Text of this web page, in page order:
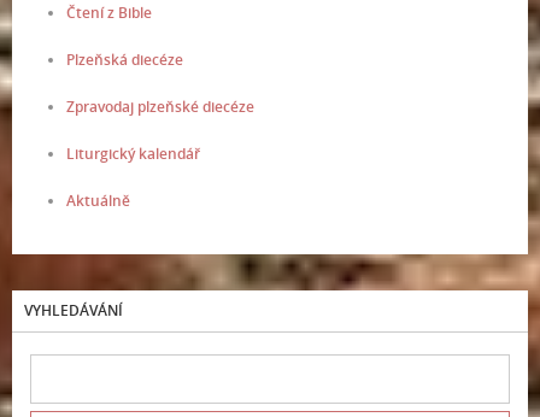
Čtení z Bible
Plzeňská diecéze
Zpravodaj plzeňské diecéze
Liturgický kalendář
Aktuálně
VYHLEDÁVÁNÍ